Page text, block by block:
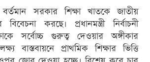
বর্তমান সরকার শিক্ষা খাতকে জাতীয়
করছে। প্রধানমন্ত্রী নির্বাচনী
সর্বোচ্চ গুরুত্ব দেওয়ার অঙ্গীকার
বাস্তবায়নে প্রাথমিক শিক্ষার ভিত্তি